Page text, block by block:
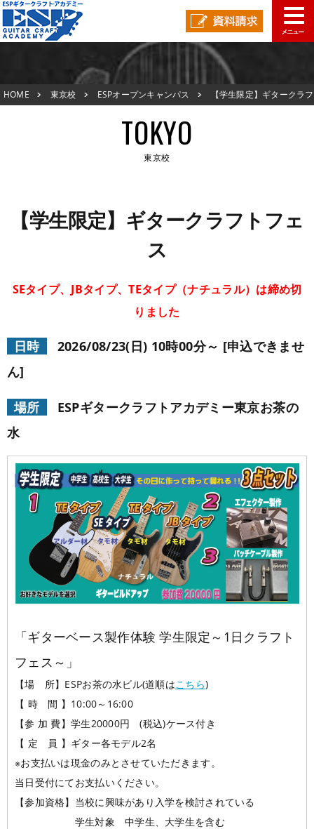
新着情報
ESPオープンキャンパス
在校生の声
生徒作品紹介
学科コース
学科・コース紹介
入学案内
学費サポート 短期大学併修制度
よくある質問
就職進路指導
就職進路指導 就職実績 卒業生紹介
スペシャル
イベント 学生作品 来校アーティスト
アーティストメッセージ 講師の腕自慢
コラム GCAの人気動画紹介
各校紹介
東京校
大阪校
オープンキャンパス 資料請求
お問い合わせ
HOME 東京校 ESPオープンキャンパス
【学生限定】ギタークラフ
TOKYO
東京校
新着情報
在校生の声
生徒作品紹介
【学生限定】ギタークラフトフェ
ス
SEタイプ、JBタイプ、TEタイプ（ナチュラル）は締め切
りました
日時
2026/08/23(日) 10時00分～ [申込できませ
ん]
場所
ESPギタークラフトアカデミー東京お茶の
水
「ギターベース製作体験 学生限定～1日クラフト
フェス～」
【場 所】ESPお茶の水ビル(道順はこちら)
【 時 間 】10:00～16:00
【参 加 費】学生20000円 (税込)ケース付き
【 定 員 】ギター各モデル2名
※お支払いは現金のみとさせていただきます。
当日受付にてお支払いください。
【参加資格】当校に興味があり入学を検討されている
学生対象 中学生、大学生を含む